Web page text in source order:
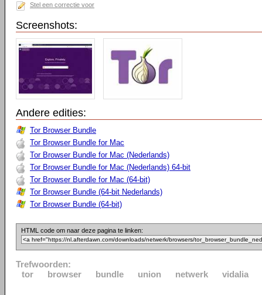
Stel een correctie voor
Screenshots:
Andere edities:
Tor Browser Bundle
Tor Browser Bundle for Mac
Tor Browser Bundle for Mac (Nederlands)
Tor Browser Bundle for Mac (Nederlands) 64-bit
Tor Browser Bundle for Mac (64-bit)
Tor Browser Bundle (64-bit Nederlands)
Tor Browser Bundle (64-bit)
HTML code om naar deze pagina te linken:
Trefwoorden:
tor
browser bundle union netwerk vidalia